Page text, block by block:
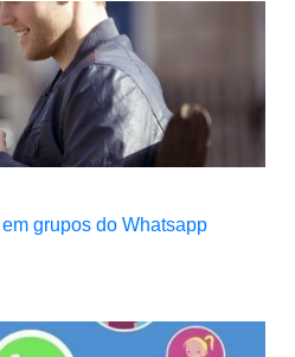
grupos do Whatsapp